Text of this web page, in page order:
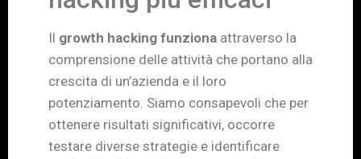
Il growth hacking funziona attraverso la
comprensione delle attività che portano alla
crescita di un’azienda e il loro
potenziamento. Siamo consapevoli che per
ottenere risultati significativi, occorre
testare diverse strategie e identificare